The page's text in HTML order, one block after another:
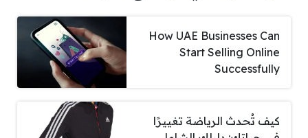
How UAE Businesses Can
Start Selling Online
Successfully
كيف تُحدث الرياضة تغييرًا